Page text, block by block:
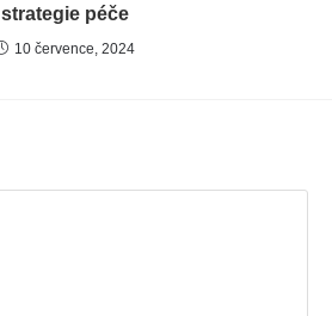
strategie péče
10 července, 2024